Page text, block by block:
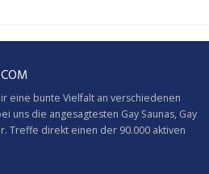
eine bunte Vielfalt an verschiedenen
uns die angesagtesten Gay Saunas, Gay
Treffe direkt einen der 90.000 aktiven